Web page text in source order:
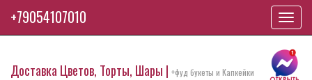
Доставка Цветов, Торты, Шары | +фуд букеты и Капкейки
+79054107010